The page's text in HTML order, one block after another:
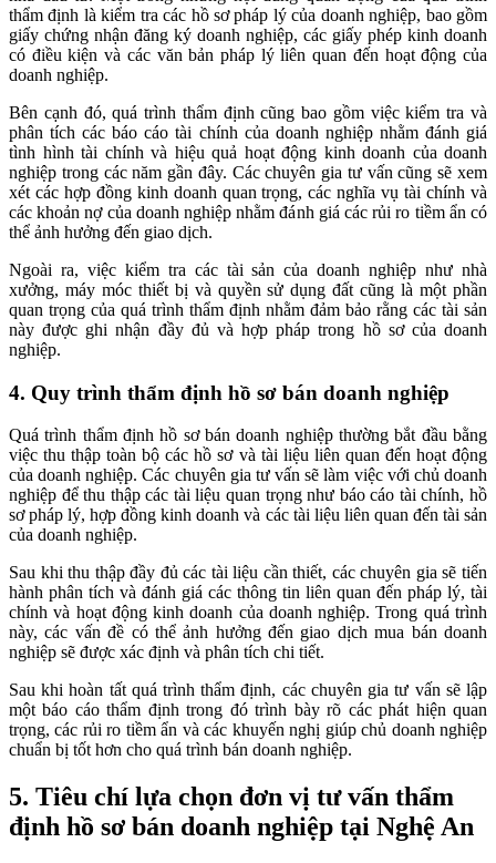
thẩm định là kiểm tra các hồ sơ pháp lý của doanh nghiệp, bao gồm
giấy chứng nhận đăng ký doanh nghiệp, các giấy phép kinh doanh
có điều kiện và các văn bản pháp lý liên quan đến hoạt động của
doanh nghiệp.
Bên cạnh đó, quá trình thẩm định cũng bao gồm việc kiểm tra và
phân tích các báo cáo tài chính của doanh nghiệp nhằm đánh giá
tình hình tài chính và hiệu quả hoạt động kinh doanh của doanh
nghiệp trong các năm gần đây. Các chuyên gia tư vấn cũng sẽ xem
xét các hợp đồng kinh doanh quan trọng, các nghĩa vụ tài chính và
các khoản nợ của doanh nghiệp nhằm đánh giá các rủi ro tiềm ẩn có
thể ảnh hưởng đến giao dịch.
Ngoài ra, việc kiểm tra các tài sản của doanh nghiệp như nhà
xưởng, máy móc thiết bị và quyền sử dụng đất cũng là một phần
quan trọng của quá trình thẩm định nhằm đảm bảo rằng các tài sản
này được ghi nhận đầy đủ và hợp pháp trong hồ sơ của doanh
nghiệp.
4. Quy trình thẩm định hồ sơ bán doanh nghiệp
Quá trình thẩm định hồ sơ bán doanh nghiệp thường bắt đầu bằng
việc thu thập toàn bộ các hồ sơ và tài liệu liên quan đến hoạt động
của doanh nghiệp. Các chuyên gia tư vấn sẽ làm việc với chủ doanh
nghiệp để thu thập các tài liệu quan trọng như báo cáo tài chính, hồ
sơ pháp lý, hợp đồng kinh doanh và các tài liệu liên quan đến tài sản
của doanh nghiệp.
Sau khi thu thập đầy đủ các tài liệu cần thiết, các chuyên gia sẽ tiến
hành phân tích và đánh giá các thông tin liên quan đến pháp lý, tài
chính và hoạt động kinh doanh của doanh nghiệp. Trong quá trình
này, các vấn đề có thể ảnh hưởng đến giao dịch mua bán doanh
nghiệp sẽ được xác định và phân tích chi tiết.
Sau khi hoàn tất quá trình thẩm định, các chuyên gia tư vấn sẽ lập
một báo cáo thẩm định trong đó trình bày rõ các phát hiện quan
trọng, các rủi ro tiềm ẩn và các khuyến nghị giúp chủ doanh nghiệp
chuẩn bị tốt hơn cho quá trình bán doanh nghiệp.
5. Tiêu chí lựa chọn đơn vị tư vấn thẩm
định hồ sơ bán doanh nghiệp tại Nghệ An